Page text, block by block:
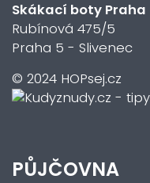
Skákací boty Praha
Rubínová 475/5
Praha 5 - Slivenec
© 2024 HOPsej.cz
PŮJČOVNA